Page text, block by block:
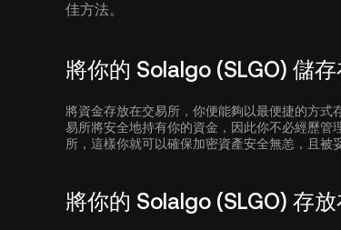
佳方法。
將你的 Solalgo (SLGO) 儲
將資金存放在交易所，你便能夠以最便捷的方
易所將安全地持有你的資金，因此你不必經歷
所，這樣你就可以確保加密資產安全無恙，且被
將你的 Solalgo (SLGO) 存